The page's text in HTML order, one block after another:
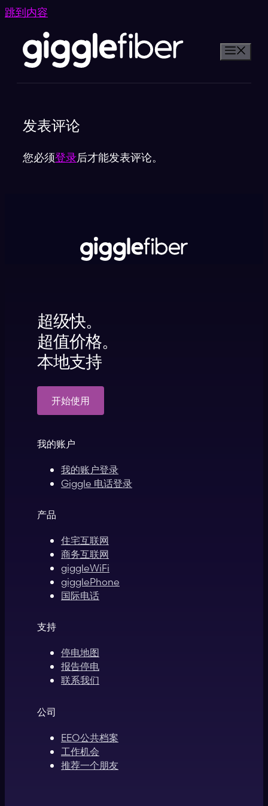
跳到内容
发表评论
您必须登录后才能发表评论。
超级快。
超值价格。
本地支持
开始使用
我的账户
我的账户登录
Giggle 电话登录
产品
住宅互联网
商务互联网
giggleWiFi
gigglePhone
国际电话
支持
停电地图
报告停电
联系我们
公司
EEO公共档案
工作机会
推荐一个朋友